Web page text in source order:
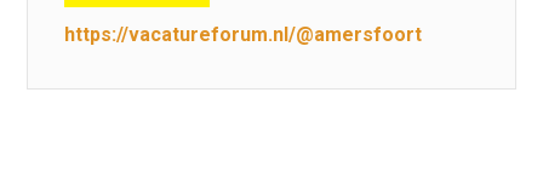
https://vacatureforum.nl/@amersfoort